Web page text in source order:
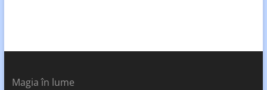
Magia în lume